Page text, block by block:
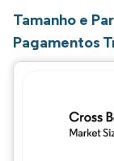
Tamanho e
Pagamentos